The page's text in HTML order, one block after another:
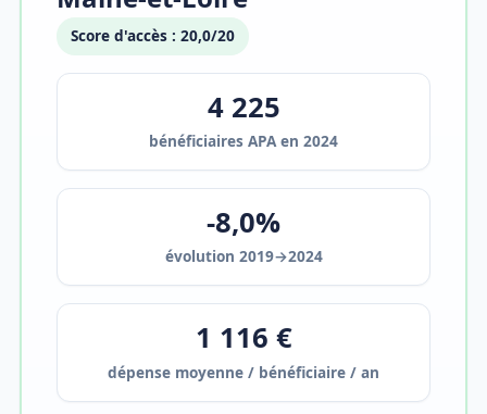
Score d'accès : 20,0/20
4 225
bénéficiaires APA en 2024
-8,0%
évolution 2019→2024
1 116 €
dépense moyenne / bénéficiaire / an